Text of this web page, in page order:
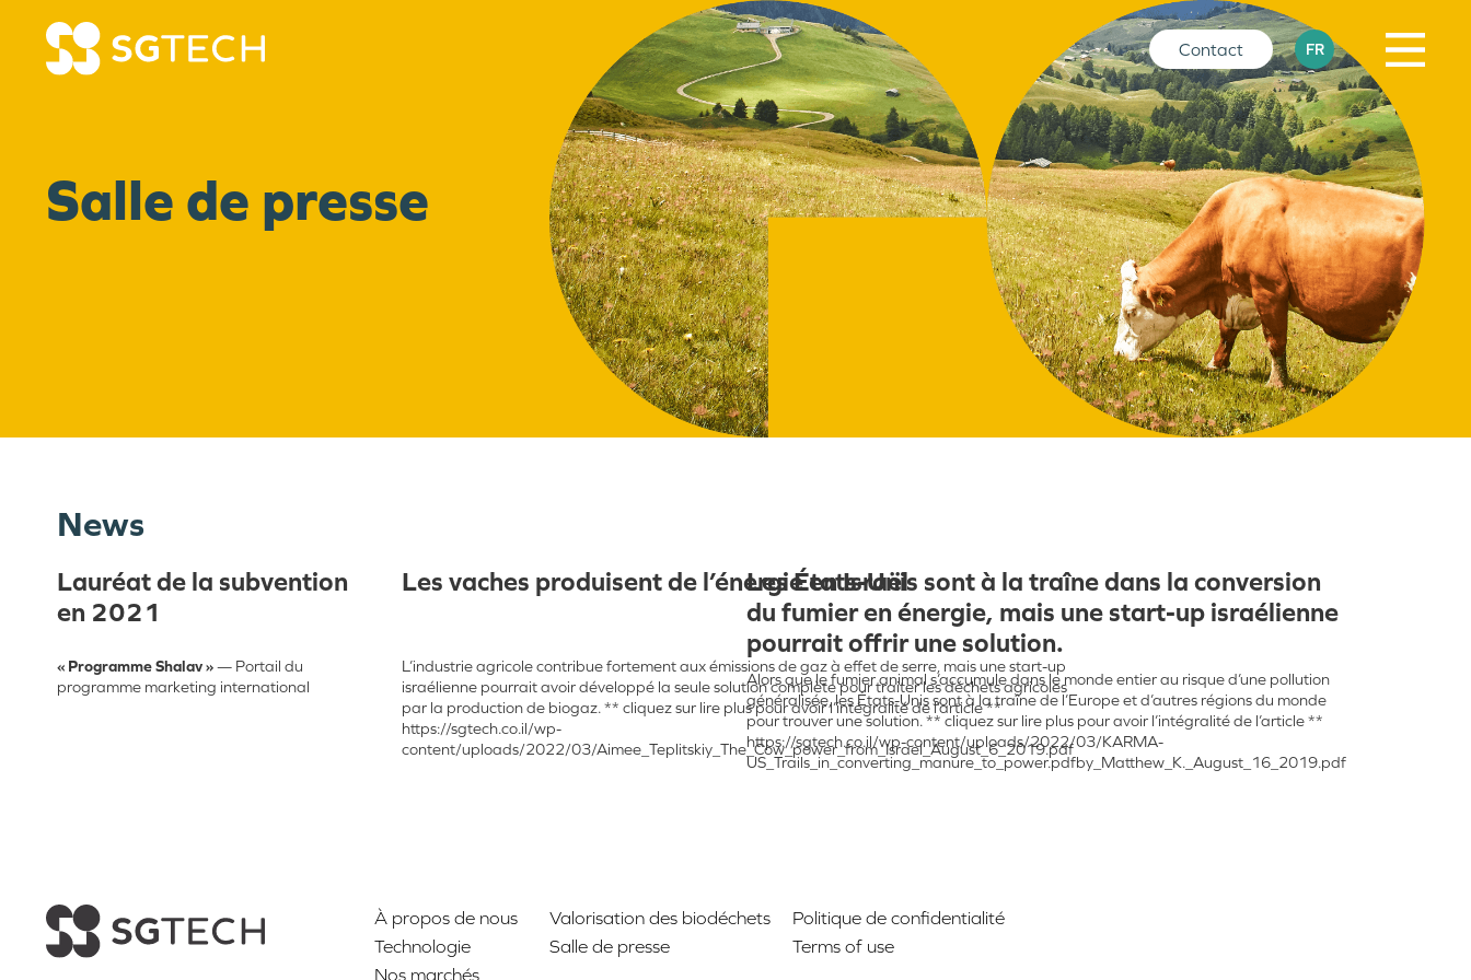
Contact
Salle de presse
News
Lauréat de la subvention
en 2021
« Programme Shalav »— Portail du
programme marketing international
Les vaches produisent de l’énergie en Israël
L’industrie agricole contribue fortement aux émissions de gaz à effet de serre, mais une start-up
israélienne pourrait avoir développé la seule solution complète pour traiter les déchets agricoles
par la production de biogaz. ** cliquez sur lire plus pour avoir l’intégralité de l’article **
https://sgtech.co.il/wp-
content/uploads/2022/03/Aimee_Teplitskiy_The_Cow_power_from_Israel_August_6_2019.pdf
Les États-Unis sont à la traîne dans la conversion
du fumier en énergie, mais une start-up israélienne
pourrait offrir une solution.
Alors que le fumier animal s’accumule dans le monde entier au risque d’une pollution
généralisée, les États-Unis sont à la traîne de l’Europe et d’autres régions du monde
pour trouver une solution. ** cliquez sur lire plus pour avoir l’intégralité de l’article **
https://sgtech.co.il/wp-content/uploads/2022/03/KARMA-
US_Trails_in_converting_manure_to_power.pdfby_Matthew_K._August_16_2019.pdf
À propos de nous
Technologie
Nos marchés
Valorisation des biodéchets
Salle de presse
Politique de confidentialité
Terms of use